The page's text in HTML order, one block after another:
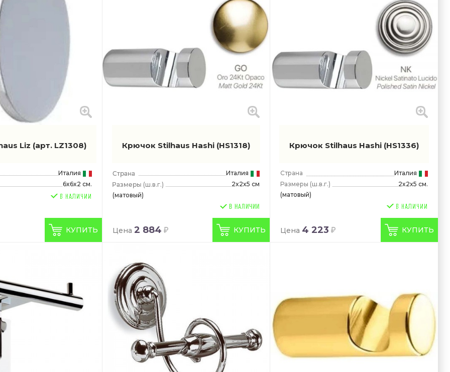
Liz (арт. LZ1308)
Италия
6x6x2 см.
КУПИТЬ
Крючок Stilhaus Hashi (HS1318)
Италия
(ш.в.г.)
2x2x5 см
(матовый)
В НАЛИЧИИ
Цена 2 884 КУПИТЬ
Крючок Stilhaus Hashi (HS1336)
Страна
Италия
Размеры (ш.в.г.)
2x2x5 см.
(матовый)
Цена 4 223 КУПИТЬ